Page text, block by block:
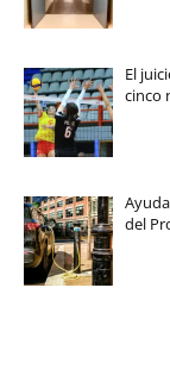
El
cinco
del